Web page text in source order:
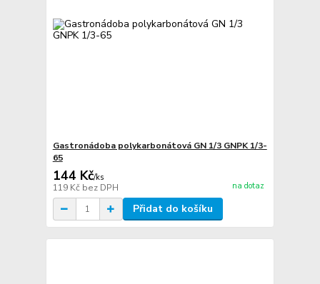
Gastronádoba polykarbonátová GN 1/3 GNPK 1/3-
65
144 Kč/ks
119 Kč bez DPH na dotaz
Přidat do košíku